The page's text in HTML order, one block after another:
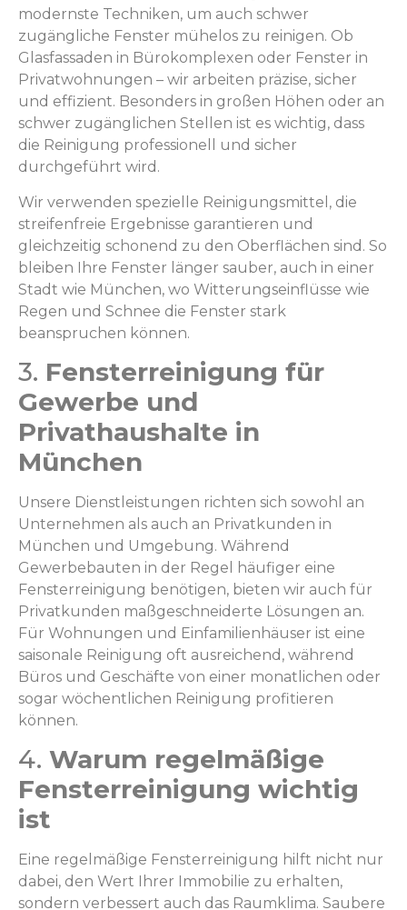
modernste Techniken, um auch schwer
zugängliche Fenster mühelos zu reinigen. Ob
Glasfassaden in Bürokomplexen oder Fenster in
Privatwohnungen – wir arbeiten präzise, sicher
und effizient. Besonders in großen Höhen oder an
schwer zugänglichen Stellen ist es wichtig, dass
die Reinigung professionell und sicher
durchgeführt wird.
Wir verwenden spezielle Reinigungsmittel, die
streifenfreie Ergebnisse garantieren und
gleichzeitig schonend zu den Oberflächen sind. So
bleiben Ihre Fenster länger sauber, auch in einer
Stadt wie München, wo Witterungseinflüsse wie
Regen und Schnee die Fenster stark
beanspruchen können.
3. Fensterreinigung für
Gewerbe und
Privathaushalte in
München
Unsere Dienstleistungen richten sich sowohl an
Unternehmen als auch an Privatkunden in
München und Umgebung. Während
Gewerbebauten in der Regel häufiger eine
Fensterreinigung benötigen, bieten wir auch für
Privatkunden maßgeschneiderte Lösungen an.
Für Wohnungen und Einfamilienhäuser ist eine
saisonale Reinigung oft ausreichend, während
Büros und Geschäfte von einer monatlichen oder
sogar wöchentlichen Reinigung profitieren
können.
4. Warum regelmäßige
Fensterreinigung wichtig
ist
Eine regelmäßige Fensterreinigung hilft nicht nur
dabei, den Wert Ihrer Immobilie zu erhalten,
sondern verbessert auch das Raumklima. Saubere